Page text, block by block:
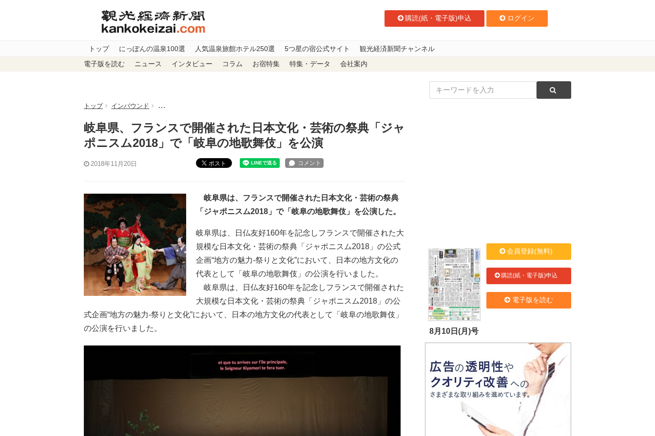
購読(紙・電子版)申込 ログイン
トップ にっぽんの温泉100選 人気温泉旅館ホテル250選 5つ星の宿公式サイト 観光経済新聞チャンネル
電子版を読む ニュース インタビュー コラム お宿特集 特集・データ 会社案内
トップ インバウンド 岐阜県、フランスで開催された日本文化・芸術の祭典「ジャポニスム2018」で「岐阜の地歌舞伎」を公演
岐阜県、フランスで開催された日本文化・芸術の祭典「ジャ
ポニスム2018」で「岐阜の地歌舞伎」を公演
2018年11月20日 ポスト
岐阜県は、フランスで開催された日本文化・芸術の祭典
「ジャポニスム2018」で「岐阜の地歌舞伎」を公演した。
岐阜県は、日仏友好160年を記念しフランスで開催された大
規模な日本文化・芸術の祭典「ジャポニスム2018」の公式
企画“地方の魅力-祭りと文化”において、日本の地方文化の
代表として「岐阜の地歌舞伎」の公演を行いました。
岐阜県は、日仏友好160年を記念しフランスで開催された
大規模な日本文化・芸術の祭典「ジャポニスム2018」の公
式企画“地方の魅力-祭りと文化”において、日本の地方文化の代表として「岐阜の地歌舞伎」
の公演を行いました。
8月10日(月)号
会員登録(無料)
購読(紙・電子版)申込
電子版を読む